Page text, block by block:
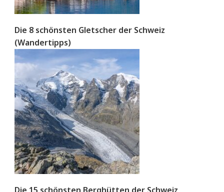
Die 8 schönsten Gletscher der Schweiz
(Wandertipps)